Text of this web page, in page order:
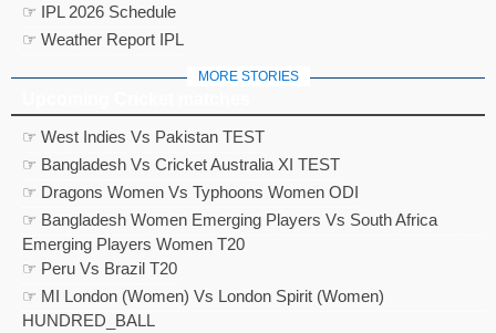
☞ IPL 2026 Schedule
☞ Weather Report IPL
MORE STORIES
☞ West Indies Vs Pakistan TEST
☞ Bangladesh Vs Cricket Australia XI TEST
☞ Dragons Women Vs Typhoons Women ODI
☞ Bangladesh Women Emerging Players Vs South Africa
Emerging Players Women T20
☞ Peru Vs Brazil T20
☞ MI London (Women) Vs London Spirit (Women)
HUNDRED_BALL